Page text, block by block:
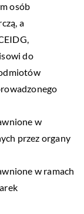
osób
a
do
w
przez organy
w ramach